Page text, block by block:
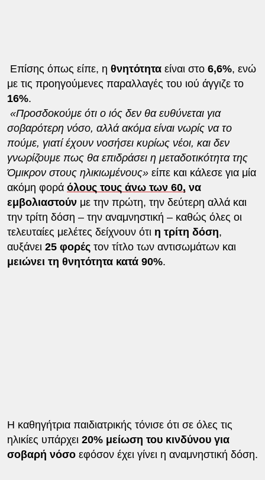
Επίσης όπως είπε, η θνητότηταείναι στο6,6%, ενώ
με τις προηγούμενες παραλλαγές του ιού άγγιζε το
16%.
«Προσδοκούμε ότι ο ιός δεν θα ευθύνεται για
σοβαρότερη νόσο, αλλά ακόμα είναι νωρίς να το
πούμε, γιατί έχουν νοσήσει κυρίως νέοι, και δεν
γνωρίζουμε πως θα επιδράσει η μεταδοτικότητα της
Όμικρον στους ηλικιωμένους»είπε και κάλεσε για μία
ακόμη φορά όλους τους άνω των 60, να
εμβολιαστούνμε την πρώτη, την δεύτερη αλλά και
την τρίτη δόση – την αναμνηστική – καθώς όλες οι
τελευταίες μελέτες δείχνουν ότι η τρίτη δόση,
αυξάνει 25 φορέςτον τίτλο των αντισωμάτων και
μειώνει τη θνητότητα κατά 90%.
Η καθηγήτρια παιδιατρικής τόνισε ότι σε όλες τις
ηλικίες υπάρχει 20% μείωση του κινδύνου για
σοβαρή νόσο εφόσον έχει γίνει η αναμνηστική δόση.